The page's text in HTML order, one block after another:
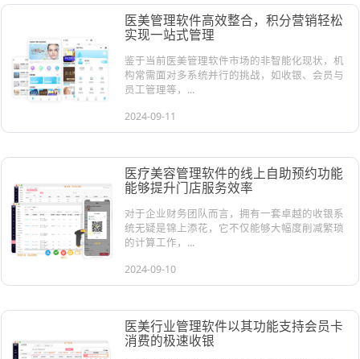
医美管理软件案例&资讯医美管理软件高效整合，积分营销轻松
实现一站式管理
鉴于当前医美管理软件市场的非智能化现状，机
构常需面对多系统并行的挑战，如收银、会员与
员工管理等，...
2024-09-11
医疗美容管理软件的线上自助预约功能
能够提升门店服务效率
对于企业财务团队而言，拥有一套卓越的收银系
统无疑是锦上添花，它不仅能够大幅度削减繁琐
的计算工作，...
2024-09-10
医美行业管理软件以其功能支持会员卡
消费的极速收银